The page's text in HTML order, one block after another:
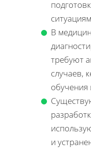
В
требуют
случаев,
обучения
и